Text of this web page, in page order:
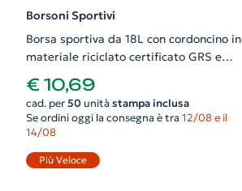
Borsoni Sportivi
Borsa sportiva da 18L con cordoncino in
materiale riciclato certificato GRS e
€ 10,69
cad. per 50unità stampa inclusa
Se ordini oggi la consegna è tra 12/08 e il
14/08
Più Veloce